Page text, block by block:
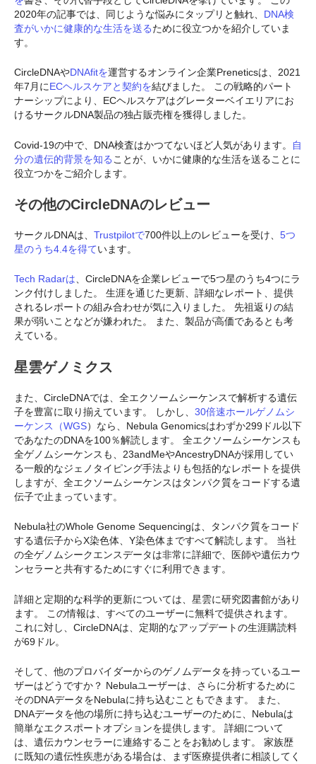
2020年の記事では、同じような悩みにタップリと触れ、 DNA検
査がいかに健康的な生活を送るために役立つかを紹介していま
す。
CircleDNAやDNAfitを運営するオンライン企業Preneticsは、2021
年7月にECヘルスケアと契約を結びました。 この戦略的パート
ナーシップにより、ECヘルスケアはグレーターベイエリアにお
けるサークルDNA製品の独占販売権を獲得しました。
Covid-19の中で、DNA検査はかつてないほど人気があります。
自
分の遺伝的背景を知る ことが、いかに健康的な生活を送ることに
役立つかをご紹介します。
その他のCircleDNAのレビュー
サークルDNAは、 Trustpilotで700件以上のレビューを受け、 5つ
星のうち4.4を得ています。
Tech Radarは、CircleDNAを企業レビューで5つ星のうち4つにラ
ンク付けしました。 生涯を通じた更新、詳細なレポート、提供
されるレポートの組み合わせが気に入りました。 先祖返りの結
果が弱いことなどが嫌われた。 また、製品が高価であるとも考
えている。
星雲ゲノミクス
また、CircleDNAでは、全エクソームシーケンスで解析する遺伝
子を豊富に取り揃えています。 しかし、 30倍速ホールゲノムシ
ーケンス（WGS）なら、Nebula Genomicsはわずか299ドル以下
であなたのDNAを100％解読します。 全エクソームシーケンスも
全ゲノムシーケンスも、23andMeやAncestryDNAが採用してい
る一般的なジェノタイピング手法よりも包括的なレポートを提供
しますが、全エクソームシーケンスはタンパク質をコードする遺
伝子で止まっています。
Nebula社のWhole Genome Sequencingは、タンパク質をコード
する遺伝子からX染色体、Y染色体まですべて解読します。 当社
の全ゲノムシークエンスデータは非常に詳細で、医師や遺伝カウ
ンセラーと共有するためにすぐに利用できます。
詳細と定期的な科学的更新については、星雲に研究図書館があり
ます。 この情報は、すべてのユーザーに無料で提供されます。
これに対し、CircleDNAは、定期的なアップデートの生涯購読料
が69ドル。
そして、他のプロバイダーからのゲノムデータを持っているユー
ザーはどうですか？ Nebulaユーザーは、さらに分析するために
そのDNAデータをNebulaに持ち込むこともできます。 また、
DNAデータを他の場所に持ち込むユーザーのために、Nebulaは
簡単なエクスポートオプションを提供します。 詳細について
は、遺伝カウンセラーに連絡することをお勧めします。 家族歴
に既知の遺伝性疾患がある場合は、まず医療提供者に相談してく